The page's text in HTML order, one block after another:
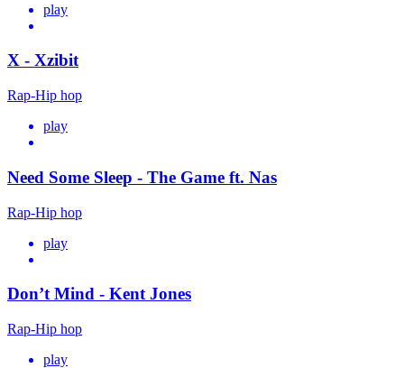
play
X - Xzibit
Rap-Hip hop
play
Need Some Sleep - The Game ft. Nas
Rap-Hip hop
play
Don’t Mind - Kent Jones
Rap-Hip hop
play